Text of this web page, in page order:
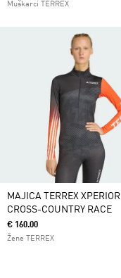
Muškarci TERREX
MAJICA TERREX XPERIOR
CROSS-COUNTRY RACE
€ 160.00
Žene TERREX